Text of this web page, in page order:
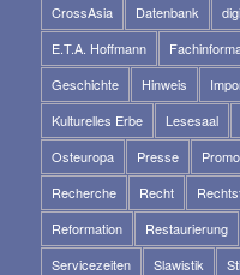
CrossAsia
Datenbank
E.T.A. Hoffmann
Geschichte
Hinweis
Kulturelles Erbe
Lesesaal
Osteuropa
Presse
Recherche
Recht
Reformation
Restaurierung
Servicezeiten
Slawistik